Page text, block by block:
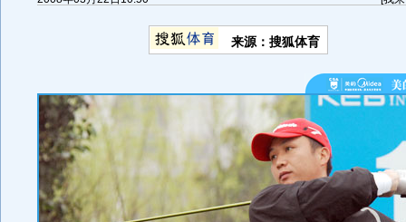
来源：搜狐体育